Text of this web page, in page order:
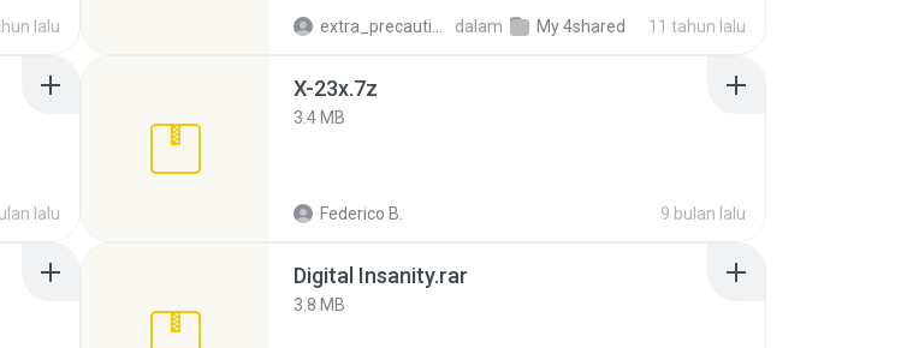
lalu dalam My 4shared 11 tahun lalu
lalu
X-23x.7z
3.4 MB
Federico B. 9 bulan lalu
Digital Insanity.rar
3.8 MB